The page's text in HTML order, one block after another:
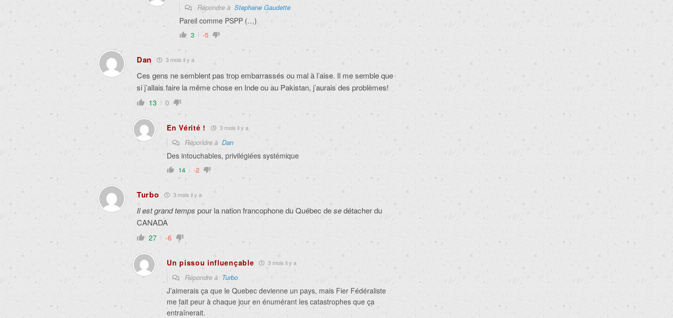
Répondre à Stephane Gaudette
Pareil comme PSPP (…)
3 -5
Dan 3 mois il y a
Ces gens ne semblent pas trop embarrassés ou mal à l’aise. Il me semble que
si j’allais faire la même chose en Inde ou au Pakistan, j’aurais des problèmes!
13 0
En Vérité ! 3 mois il y a
Répondre à Dan
Des intouchables, privilégiées systémique
14 -2
Turbo 3 mois il y a
Il est grand temps pour la nation francophone du Québec desedétacher du
CANADA
27 -6
Un pissou influençable 3 mois il y a
Répondre à Turbo
J’aimerais ça que le Quebec devienne un pays, mais Fier Fédéraliste
me fait peur à chaque jour en énumérant les catastrophes que ça
entraînerait.